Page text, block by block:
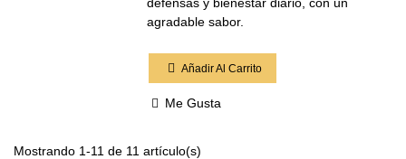
agradable sabor.
Añadir Al Carrito
Me Gusta
Mostrando 1-11 de 11 artículo(s)